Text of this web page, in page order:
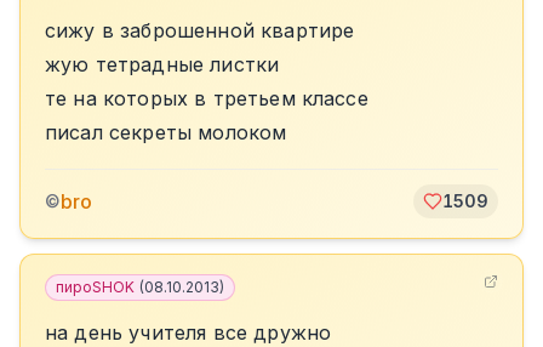
сижу в заброшенной квартире
жую тетрадные листки
те на которых в третьем классе
писал секреты молоком
©bro 1509
пироSHOK (08.10.2013)
на день учителя все дружно